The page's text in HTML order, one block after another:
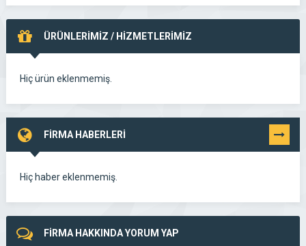
ÜRÜNLERİMİZ / HİZMETLERİMİZ
Hiç ürün eklenmemiş.
FİRMA HABERLERİ TÜMÜNÜ
GÖR
Hiç haber eklenmemiş.
FİRMA HAKKINDA YORUM YAP